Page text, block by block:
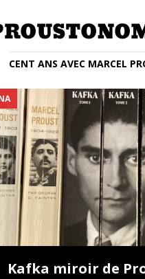
CENT ANS AVEC MARCEL
Kafka miroir de